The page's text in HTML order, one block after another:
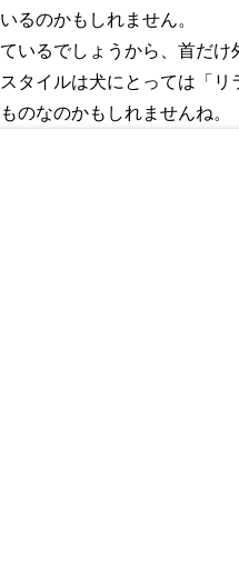
るのかもしれません。
いるでしょうから、首だけ
タイルは犬にとっては「リ
のなのかもしれませんね。